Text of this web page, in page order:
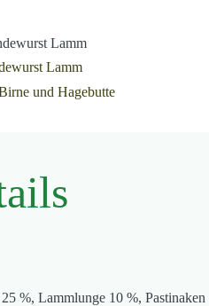
%, Lammlunge 10 %, Pastinaken